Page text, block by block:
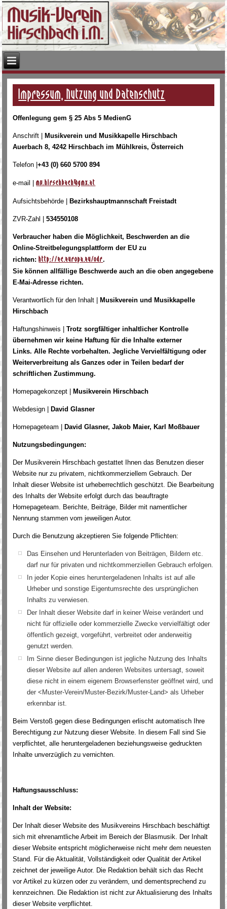
Impressum, Nutzung und Datenschutz
Offenlegung gem § 25 Abs 5 MedienG
Anschrift |
Musikverein und Musikkapelle Hirschbach
Auerbach 8, 4242 Hirschbach im Mühlkreis, Österreich
Telefon |+43 (0) 660 5700 894
e-mail | mv.hirschbach@gmx.at
Aufsichtsbehörde | Bezirkshauptmannschaft Freistadt
ZVR-Zahl | 534550108
Verbraucher haben die Möglichkeit, Beschwerden an die
Online-Streitbelegungsplattform der EU zu
richten: http://ec.europa.eu/odr.
Sie können allfällige Beschwerde auch an die oben angegebene
E-Mai-Adresse richten.
Verantwortlich für den Inhalt |
Musikverein und Musikkapelle
Hirschbach
Haftungshinweis |Trotz sorgfältiger inhaltlicher Kontrolle
übernehmen wir keine Haftung für die Inhalte externer
Links. Alle Rechte vorbehalten. Jegliche Vervielfältigung oder
Weiterverbreitung als Ganzes oder in Teilen bedarf der
schriftlichen Zustimmung.
Homepagekonzept | Musikverein Hirschbach
Webdesign | David Glasner
Homepageteam | David Glasner, Jakob Maier, Karl Moßbauer
Nutzungsbedingungen:
Der Musikverein Hirschbach gestattet Ihnen das Benutzen dieser
Website nur zu privatem, nichtkommerziellem Gebrauch. Der
Inhalt dieser Website ist urheberrechtlich geschützt. Die Bearbeitung
des Inhalts der Website erfolgt durch das beauftragte
Homepageteam. Berichte, Beiträge, Bilder mit namentlicher
Nennung stammen vom jeweiligen Autor.
Durch die Benutzung akzeptieren Sie folgende Pflichten:
Das Einsehen und Herunterladen von Beiträgen, Bildern etc.
darf nur für privaten und nichtkommerziellen Gebrauch erfolgen.
In jeder Kopie eines heruntergeladenen Inhalts ist auf alle
Urheber und sonstige Eigentumsrechte des ursprünglichen
Inhalts zu verwiesen.
Der Inhalt dieser Website darf in keiner Weise verändert und
nicht für offizielle oder kommerzielle Zwecke vervielfältigt oder
öffentlich gezeigt, vorgeführt, verbreitet oder anderweitig
genutzt werden.
Im Sinne dieser Bedingungen ist jegliche Nutzung des Inhalts
dieser Website auf allen anderen Websites untersagt, soweit
diese nicht in einem eigenem Browserfenster geöffnet wird, und
der <Muster-Verein/Muster-Bezirk/Muster-Land> als Urheber
erkennbar ist.
Beim Verstoß gegen diese Bedingungen erlischt automatisch Ihre
Berechtigung zur Nutzung dieser Website. In diesem Fall sind Sie
verpflichtet, alle heruntergeladenen beziehungsweise gedruckten
Inhalte unverzüglich zu vernichten.
Haftungsausschluss:
Inhalt der Website:
Der Inhalt dieser Website des Musikvereins Hirschbach beschäftigt
sich mit ehrenamtliche Arbeit im Bereich der Blasmusik. Der Inhalt
dieser Website entspricht möglicherweise nicht mehr dem neuesten
Stand. Für die Aktualität, Vollständigkeit oder Qualität der Artikel
zeichnet der jeweilige Autor. Die Redaktion behält sich das Recht
vor Artikel zu kürzen oder zu verändern, und dementsprechend zu
kennzeichnen. Die Redaktion ist nicht zur Aktualisierung des Inhalts
dieser Website verpflichtet.